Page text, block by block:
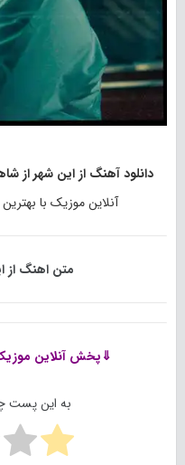
دانلود آهنگ از این شهر از
آنلاین موزیک با
متن اهنگ از
⇓پخش آنلاین
به این پست